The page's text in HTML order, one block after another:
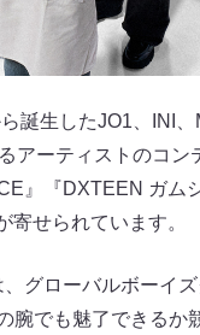
誕生したJO1、INI、
アーティストのコン
』『DXTEEN ガム
せられています。
グローバルボーイ
腕でも魅了できるか